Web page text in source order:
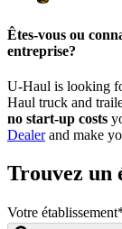
Êtes-vous ou
entreprise?
U-Haul is looking
Haul truck and
no start-up costs
Dealerand make
Trouvez un
Votre